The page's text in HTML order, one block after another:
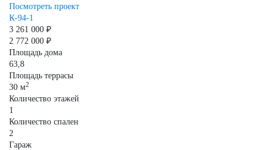
Посмотреть проект
К-94-1
3 261 000 ₽
2 772 000 ₽
Площадь дома
63,8
Площадь террасы
30 м2
Количество этажей
1
Количество спален
2
Гараж